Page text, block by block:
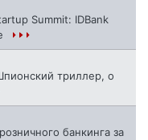
Summit: IDBank
триллер, о
банкинга за